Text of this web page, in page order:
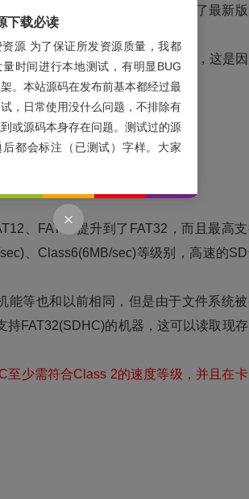
储卡”。2006年5月SD协会发布了最新
小于等于32GB的SD卡。
必须采用FAT32 文件系统，这是
满足SDHC的要求。
、FAT16提升到了FAT32，而且最高
、Class6(6MB/sec)等级别，高速的
等也和以前相同，但是由于文件系统
持FAT32(SDHC)的机器，这可以读取现
少需符合Class 2的速度等级，并且在
下载必读
资源 为了保证所发资源质量，我都
时间进行本地测试，有明显BUG
。本站源码在发布前基本都经过最
，日常使用没什么问题，不排除有
或源码本身存在问题。测试过的源
后都会标注（已测试）字样。大家